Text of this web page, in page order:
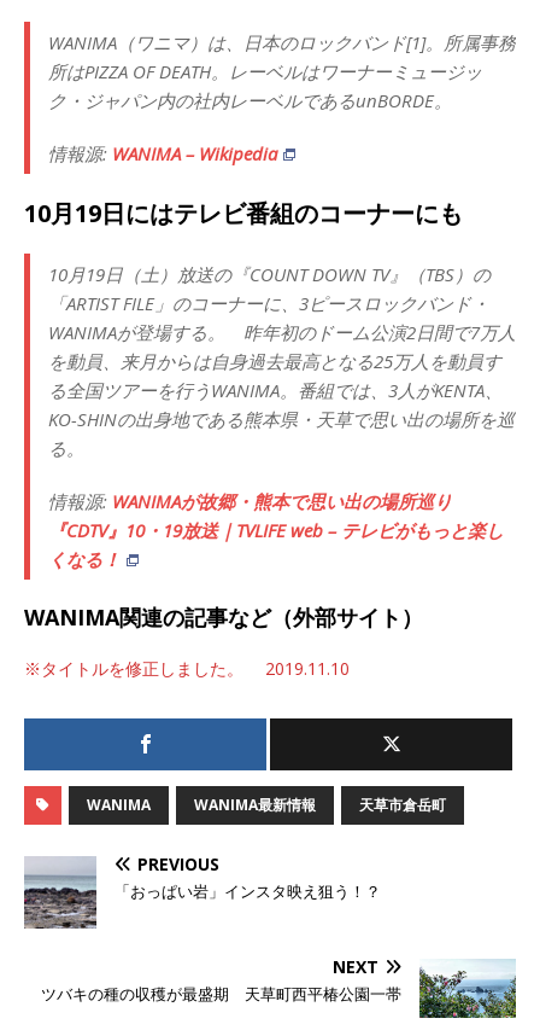
WANIMA（ワニマ）は、日本のロックバンド[1]。所属事務
所はPIZZA OF DEATH。レーベルはワーナーミュージッ
ク・ジャパン内の社内レーベルであるunBORDE。
情報源: WANIMA – Wikipedia
10月19日にはテレビ番組のコーナーにも
10月19日（土）放送の『COUNT DOWN TV』（TBS）の
「ARTIST FILE」のコーナーに、3ピースロックバンド・
WANIMAが登場する。 昨年初のドーム公演2日間で7万人
を動員、来月からは自身過去最高となる25万人を動員す
る全国ツアーを行うWANIMA。番組では、3人がKENTA、
KO-SHINの出身地である熊本県・天草で思い出の場所を巡
る。
情報源: WANIMAが故郷・熊本で思い出の場所巡り
『CDTV』10・19放送｜TVLIFE web – テレビがもっと楽し
くなる！
WANIMA関連の記事など（外部サイト）
※タイトルを修正しました。 2019.11.10
WANIMA WANIMA最新情報 天草市倉岳町
PREVIOUS
「おっぱい岩」インスタ映え狙う！？
NEXT
ツバキの種の収穫が最盛期 天草町西平椿公園一帯